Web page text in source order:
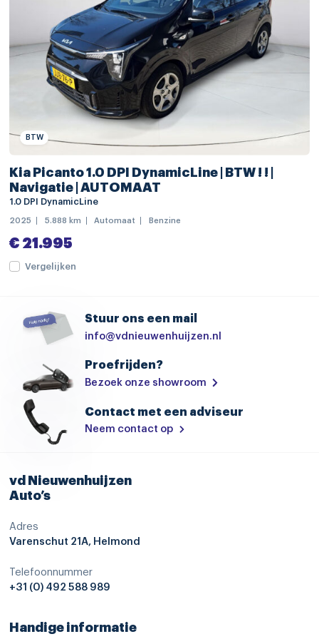
stuur verstelbaar
stuurwiel multifunctioneel
zwarte glans (piano)lak interieur afwerking
achteruitrij assistent
alarm klasse 1(startblokkering)
Anti Blokkeer Systeem
automatische snelheids begrenzing
bandenspanningscontrolesysteem
bestuurdersairbag
cruise control adaptief en stuurhulp
dodehoekdetectie met correctie
Elektronisch Stabiliteits Programma
grootlichtassistent
hill hold functie
hoofd airbag(s) achter
parkeersensor achter
passagiersairbag
rijstrooksensor met correctie
uitstap waarschuwing
BTW
Kia Picanto 1.0 DPI DynamicLine | BTW ! ! |
Navigatie | AUTOMAAT
1.0 DPI DynamicLine
2025 5.888 km Automaat Benzine
€ 21.995
Vergelijken
Stuur ons een mail
info@vdnieuwenhuijzen.nl
Proefrijden?
Bezoek onze showroom
Contact met een adviseur
Neem contact op
vd Nieuwenhuijzen
Auto’s
Adres
Varenschut 21A, Helmond
Telefoonnummer
+31 (0) 492 588 989
Handige informatie